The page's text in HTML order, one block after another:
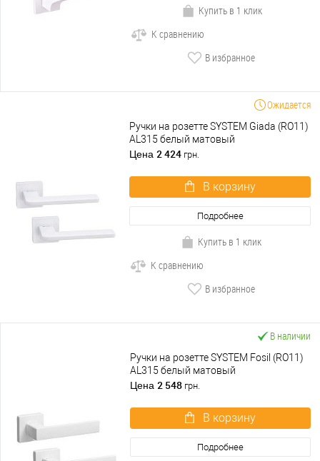
Купить в 1 клик
К сравнению
В избранное
Ожидается
Ручки на розетте SYSTEM Giada (RO11)
AL315 белый матовый
Цена 2 424 грн.
В корзину
Подробнее
Купить в 1 клик
К сравнению
В избранное
В наличии
Ручки на розетте SYSTEM Fosil (RO11)
AL315 белый матовый
Цена 2 548 грн.
В корзину
Подробнее